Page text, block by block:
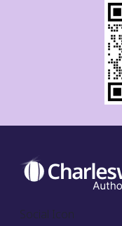
Social Icon